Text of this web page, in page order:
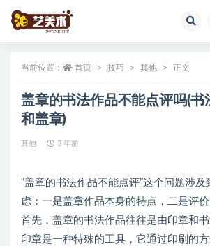
当前位置： 首页 技巧 其他 正文
盖章的书法作品不能点评吗(书
和盖章)
其他 3 年前
“盖章的书法作品不能点评”这个问题涉
虑：一是盖章作品本身的特点，二是评价
首先，盖章的书法作品往往是由印章和书
印章是一种特殊的工具，它通过印刷的